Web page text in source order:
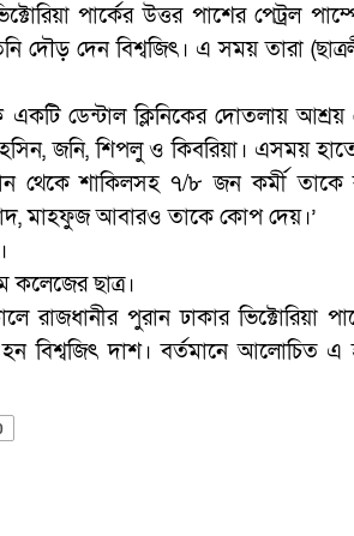
পার্কের উত্তর পাশের পেট্রল
দেন বিশ্বজিৎ। এ সময় তারা
ডেন্টাল ক্লিনিকের দোতলায়
জনি, শিপলু ও কিবরিয়া। এসময় হাতে
থেকে শাকিলসহ ৭/৮ জন কর্মী তাকে
মাহফুজ আবারও তাকে কোপ দেয়।’
কলেজের ছাত্র।
পুরান ঢাকার ভিক্টোরিয়া
হন বিশ্বজিৎ দাশ। বর্তমানে আলোচিত এ